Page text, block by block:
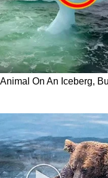
ಪ್ರಾಣ":
ಶೆಟ್ಟಿ | Rishab
News
ಕ್ಕೆ TAX ಇಳಿಕೆ: ಮೋದಿ-
| India US
Rounds